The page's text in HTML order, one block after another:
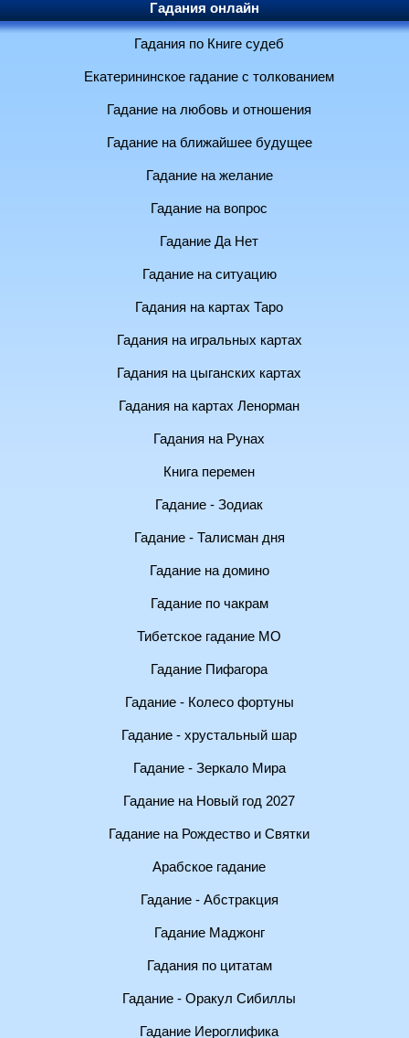
Гадания онлайн
Гадания по Книге судеб
Екатерининское гадание с толкованием
Гадание на любовь и отношения
Гадание на ближайшее будущее
Гадание на желание
Гадание на вопрос
Гадание Да Нет
Гадание на ситуацию
Гадания на картах Таро
Гадания на игральных картах
Гадания на цыганских картах
Гадания на картах Ленорман
Гадания на Рунах
Книга перемен
Гадание - Зодиак
Гадание - Талисман дня
Гадание на домино
Гадание по чакрам
Тибетское гадание МО
Гадание Пифагора
Гадание - Колесо фортуны
Гадание - хрустальный шар
Гадание - Зеркало Мира
Гадание на Новый год 2027
Гадание на Рождество и Святки
Арабское гадание
Гадание - Абстракция
Гадание Маджонг
Гадания по цитатам
Гадание - Оракул Сибиллы
Гадание Иероглифика